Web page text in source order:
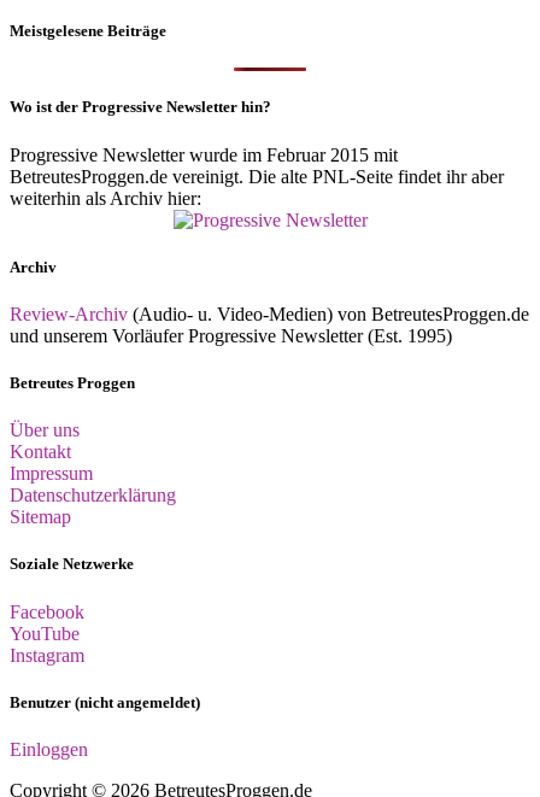
Meistgelesene Beiträge
Wo ist der Progressive Newsletter hin?
Progressive Newsletter wurde im Februar 2015 mit
BetreutesProggen.de vereinigt. Die alte PNL-Seite findet ihr aber
weiterhin als Archiv hier:
Archiv
Review-Archiv (Audio- u. Video-Medien) von BetreutesProggen.de
und unserem Vorläufer Progressive Newsletter (Est. 1995)
Betreutes Proggen
Über uns
Kontakt
Impressum
Datenschutzerklärung
Sitemap
Soziale Netzwerke
Facebook
YouTube
Instagram
Benutzer (nicht angemeldet)
Einloggen
Copyright © 2026 BetreutesProggen.de